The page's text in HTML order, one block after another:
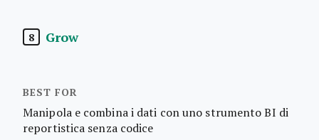
8 Grow
Manipola e combina i dati con uno strumento BI di
reportistica senza codice